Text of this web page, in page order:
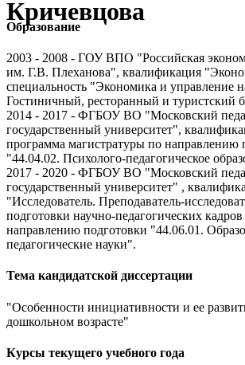
Кричевцова
Образование
2003 - 2008 - ГОУ ВПО "Российская
им. Г.В. Плеханова", квалификация
специальность "Экономика и управление
Гостиничный, ресторанный и туристский
2014 - 2017 - ФГБОУ ВО "Московский
государственный университет",
программа магистратуры по направлению
"44.04.02. Психолого-педагогическое
2017 - 2020 - ФГБОУ ВО "Московский
государственный университет" ,
"Исследователь. Преподаватель-
подготовки научно-педагогических
направлению подготовки "44.06.01.
педагогические науки".
Тема кандидатской диссертации
"Особенности инициативности и ее
дошкольном возрасте"
Курсы текущего учебного года